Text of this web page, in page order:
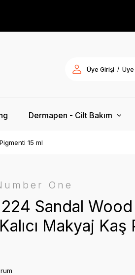
Üye Girişi / Üye
Dermapen - Cilt Bakım
15 ml
One
Sandal Wood
Makyaj